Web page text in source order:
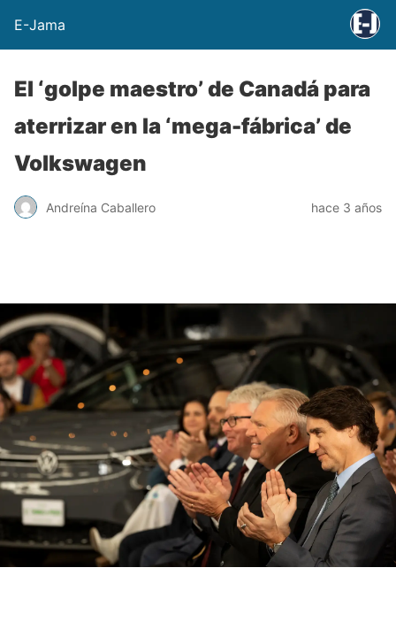
E-Jama
El ‘golpe maestro’ de Canadá para
aterrizar en la ‘mega-fábrica’ de
Volkswagen
Andreína Caballero hace 3 años